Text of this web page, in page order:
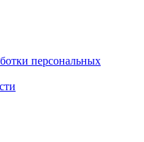
персональных